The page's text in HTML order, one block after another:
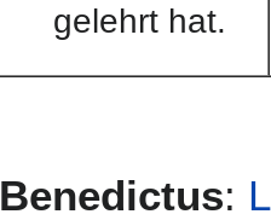
gelehrt hat.
Benedictus: